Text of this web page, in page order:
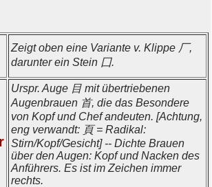
Zeigt oben eine Variante v. Klippe 厂,
darunter ein Stein 囗.
Urspr. Auge 目 mit übertriebenen
Augenbrauen 首, die das Besondere
von Kopf und Chef andeuten. [Achtung,
eng verwandt: 頁 = Radikal:
Stirn/Kopf/Gesicht] -- Dichte Brauen
über den Augen: Kopf und Nacken des
Anführers. Es ist im Zeichen immer
rechts.